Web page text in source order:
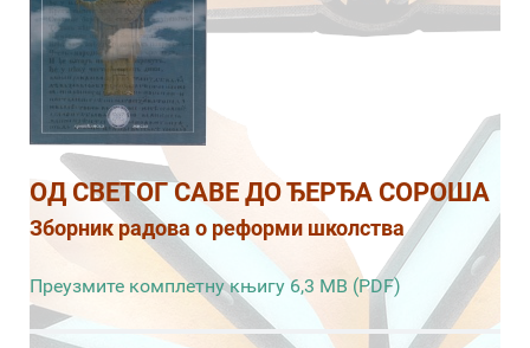
ОД СВЕТОГ САВЕ ДО ЂЕРЂА СОРОША
Зборник радова о реформи школства
Преузмите комплетну књигу 6,3 MB (PDF)